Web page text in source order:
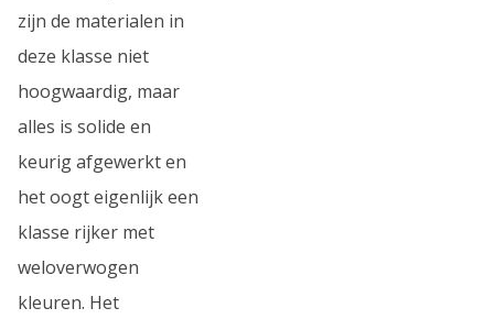
zijn de materialen in
deze klasse niet
hoogwaardig, maar
alles is solide en
keurig afgewerkt en
het oogt eigenlijk een
klasse rijker met
weloverwogen
kleuren. Het